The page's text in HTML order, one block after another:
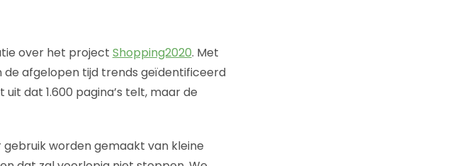
over het project Shopping2020. Met
afgelopen tijd trends geïdentificeerd
dat 1.600 pagina’s telt, maar de
worden gemaakt van kleine